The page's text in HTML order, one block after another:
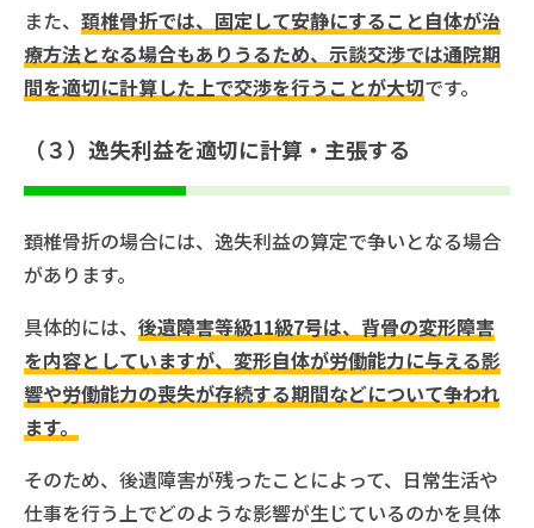
また、 頚椎骨折では、固定して安静にすること自体が治
療方法となる場合もありうるため、示談交渉では通院期
間を適切に計算した上で交渉を行うことが大切です。
（３）逸失利益を適切に計算・主張する
頚椎骨折の場合には、逸失利益の算定で争いとなる場合
があります。
具体的には、 後遺障害等級11級7号は、背骨の変形障害
を内容としていますが、変形自体が労働能力に与える影
響や労働能力の喪失が存続する期間などについて争われ
ます。
そのため、後遺障害が残ったことによって、日常生活や
仕事を行う上でどのような影響が生じているのかを具体